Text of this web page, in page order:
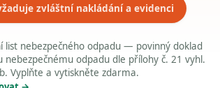
zvláštní nakládání a evidenci
list nebezpečného odpadu — povinný doklad
nebezpečnému odpadu dle přílohy č. 21 vyhl.
Vyplňte a vytiskněte zdarma.